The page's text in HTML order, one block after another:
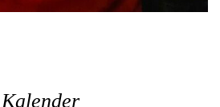
Kalender